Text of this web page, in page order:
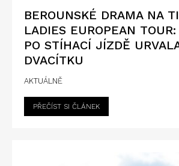
BEROUNSKÉ DRAMA NA
LADIES EUROPEAN TOUR:
PO STÍHACÍ JÍZDĚ
DVACÍTKU
AKTUÁLNĚ
PŘEČÍST SI ČLÁNEK